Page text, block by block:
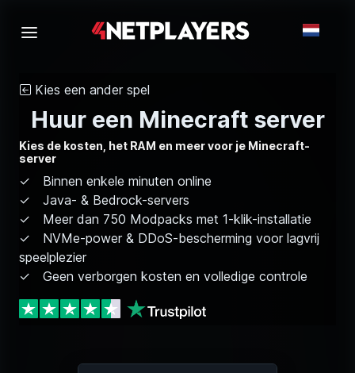
Kies een ander spel
Huur een Minecraft server
Kies de kosten, het RAM en meer voor je Minecraft-
server
Binnen enkele minuten online
Java- & Bedrock-servers
Meer dan 750 Modpacks met 1-klik-installatie
NVMe-power & DDoS-bescherming voor lagvrij
speelplezier
Geen verborgen kosten en volledige controle